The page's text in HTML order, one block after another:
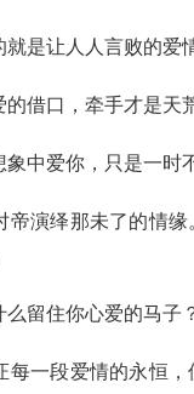
是让人人言败的爱
借口，牵手才是天
中爱你，只是一时
帝演绎那未了的情
留住你心爱的马子
每一段爱情的永恒